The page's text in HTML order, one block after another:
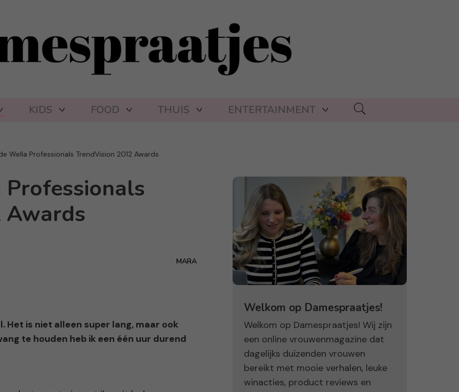
KIDS FOOD THUIS ENTERTAINMENT
Wella Professionals TrendVision 2012 Awards
Awards
MARA
Het is niet alleen super lang, maar ook
te houden heb ik een één uur durend
Welkom op Damespraatjes!
Welkom op Damespraatjes! Wij zijn
een online vrouwenmagazine dat
dagelijks duizenden vrouwen
bereikt met mooie verhalen, leuke
winacties, product reviews en